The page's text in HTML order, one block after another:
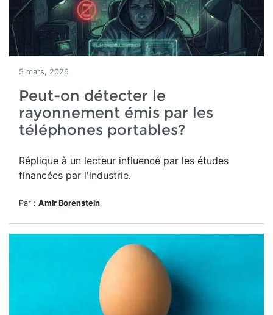
5 mars, 2026
Peut-on détecter le
rayonnement émis par les
téléphones portables?
Réplique à un lecteur influencé par les études
financées par l'industrie.
Par : Amir Borenstein